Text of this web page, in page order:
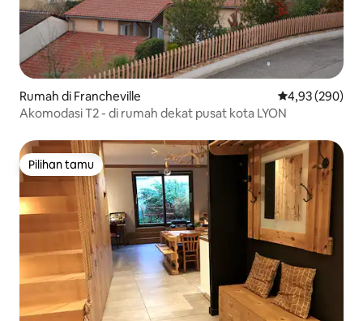
Rumah di Francheville Nilai rata-rata
4,93 (290)
Akomodasi T2 - di rumah dekat pusat kota LYON
Pilihan tamu
Pilihan tamu